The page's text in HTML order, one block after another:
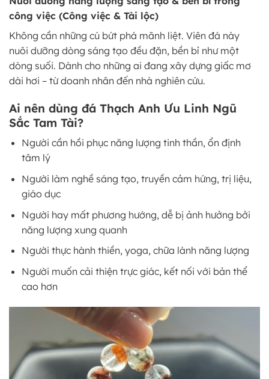
công việc (Công việc & Tài lộc)
Không cần những cú bứt phá mãnh liệt. Viên đá này
nuôi dưỡng dòng sáng tạo đều đặn, bền bỉ như một
dòng suối. Dành cho những ai đang xây dựng giấc mơ
dài hơi – từ doanh nhân đến nhà nghiên cứu.
Ai nên dùng đá Thạch Anh Ưu Linh Ngũ
Sắc Tam Tài?
Người cần hồi phục năng lượng tinh thần, ổn định
tâm lý
Người làm nghề sáng tạo, truyền cảm hứng, trị liệu,
giáo dục
Người hay mất phương hướng, dễ bị ảnh hưởng bởi
năng lượng xung quanh
Người thực hành thiền, yoga, chữa lành năng lượng
Người muốn cải thiện trực giác, kết nối với bản thể
cao hơn